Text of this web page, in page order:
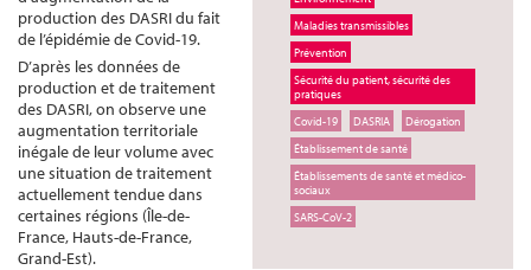
Maladies transmissibles
Prévention
Sécurité du patient, sécurité des
pratiques
Covid-19
DASRIA
Dérogation
Établissement de santé
Établissements de santé et médico-
sociaux
SARS-CoV-2
production des DASRI du fait
de l’épidémie de Covid-19.
D’après les données de
production et de traitement
des DASRI, on observe une
augmentation territoriale
inégale de leur volume avec
une situation de traitement
actuellement tendue dans
certaines régions (Île-de-
France, Hauts-de-France,
Grand-Est).